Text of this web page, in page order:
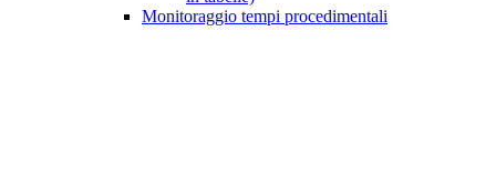
Monitoraggio tempi procedimentali